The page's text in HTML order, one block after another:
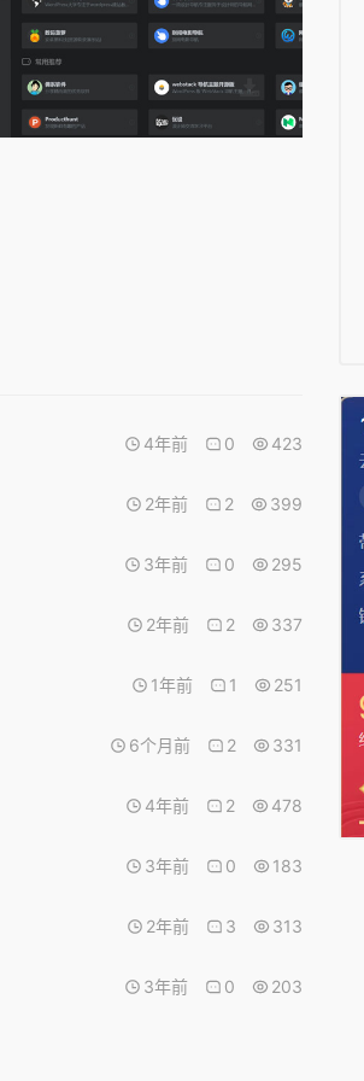
4年前 0 423
2年前 2 399
3年前 0 295
2年前 2 337
1年前 1 251
6个月前 2 331
4年前 2 478
3年前 0 183
2年前 3 313
3年前 0 203